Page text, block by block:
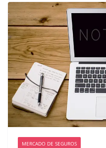
MERCADO DE SEGUROS